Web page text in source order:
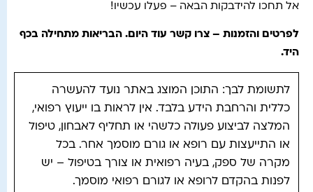
אל תחכו להידבקות הבאה – פעלו עכשיו!
לפרטים והזמנות – צרו קשר עוד היום. הבריאות מתחילה בכף
היד.
לתשומת לבך: התוכן המוצג באתר נועד להעשרה
כללית והרחבת הידע בלבד. אין לראות בו ייעוץ רפואי,
המלצה לביצוע פעולה כלשהי או תחליף לאבחון, טיפול
או התייעצות עם רופא או גורם מוסמך אחר. בכל
מקרה של ספק, בעיה רפואית או צורך בטיפול – יש
לפנות בהקדם לרופא או לגורם רפואי מוסמך.